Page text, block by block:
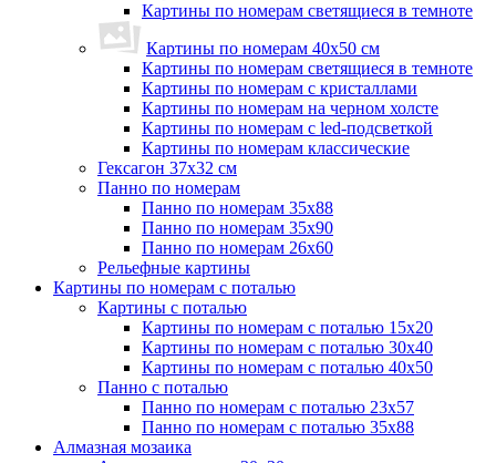
Картины по номерам светящиеся в темноте
Картины по номерам 40х50 см
Картины по номерам светящиеся в темноте
Картины по номерам с кристаллами
Картины по номерам на черном холсте
Картины по номерам с led-подсветкой
Картины по номерам классические
Гексагон 37х32 см
Панно по номерам
Панно по номерам 35х88
Панно по номерам 35х90
Панно по номерам 26х60
Рельефные картины
Картины по номерам с поталью
Картины с поталью
Картины по номерам с поталью 15х20
Картины по номерам с поталью 30х40
Картины по номерам с поталью 40х50
Панно с поталью
Панно по номерам с поталью 23х57
Панно по номерам с поталью 35х88
Алмазная мозаика